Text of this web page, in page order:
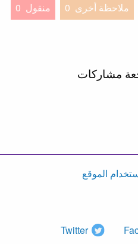
ملاحظة أخرى 0 منقول 0
مشاركات
الموقع
Twitter